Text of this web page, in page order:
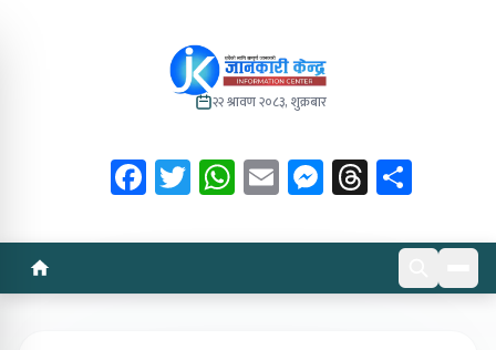
२२ श्रावण २०८३, शुक्रबार
Facebook
Twitter
WhatsApp
EmailMessenger
Threads